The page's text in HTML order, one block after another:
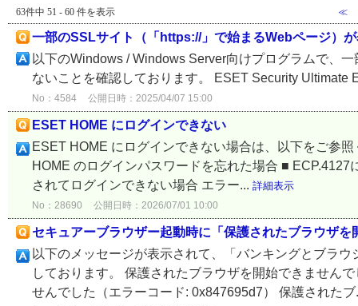
63件中 51 - 60 件を表示 ≪
一部のSSLサイト（「https://」で始まるWebページ）
以下のWindows / Windows Server向けプログラムで、
ないことを確認しております。 ESET Security Ultimate
No：4584 公開日時：2025/04/07 15:00
ESET HOME にログインできない
ESET HOME にログインできない場合は、以下をご参
HOME のログインパスワードを忘れた場合 ■
されてログインできない場合 エラー... 詳細表示
No：28690 公開日時：2026/07/01 10:00
セキュアーブラウザー起動時に「保護されたブラウザ
以下のメッセージが表示されて、「バンキングとブラ
しております。 保護されたブラウザを開始できません
せんでした（エラーコード: 0x847695d7） 保護された